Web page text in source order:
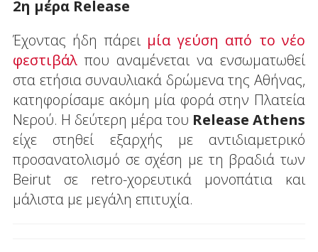
2η μέρα Release
Έχοντας ήδη πάρει μία γεύση από το νέο
φεστιβάλπου αναμένεται να ενσωματωθεί
στα ετήσια συναυλιακά δρώμενα της Αθήνας,
κατηφορίσαμε ακόμη μία φορά στην Πλατεία
Νερού. Η δεύτερη μέρα του Release Athens
είχε στηθεί εξαρχής με αντιδιαμετρικό
προσανατολισμό σε σχέση με τη βραδιά των
Beirut σε retro-χορευτικά μονοπάτια και
μάλιστα με μεγάλη επιτυχία.